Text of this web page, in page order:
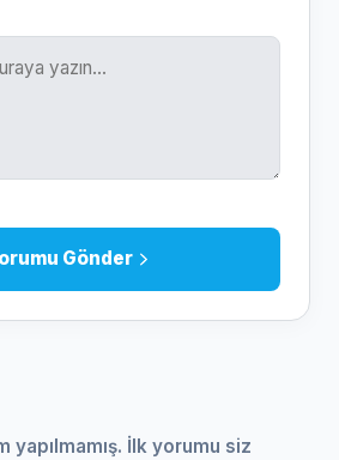
Gönder
yapılmamış. İlk yorumu siz